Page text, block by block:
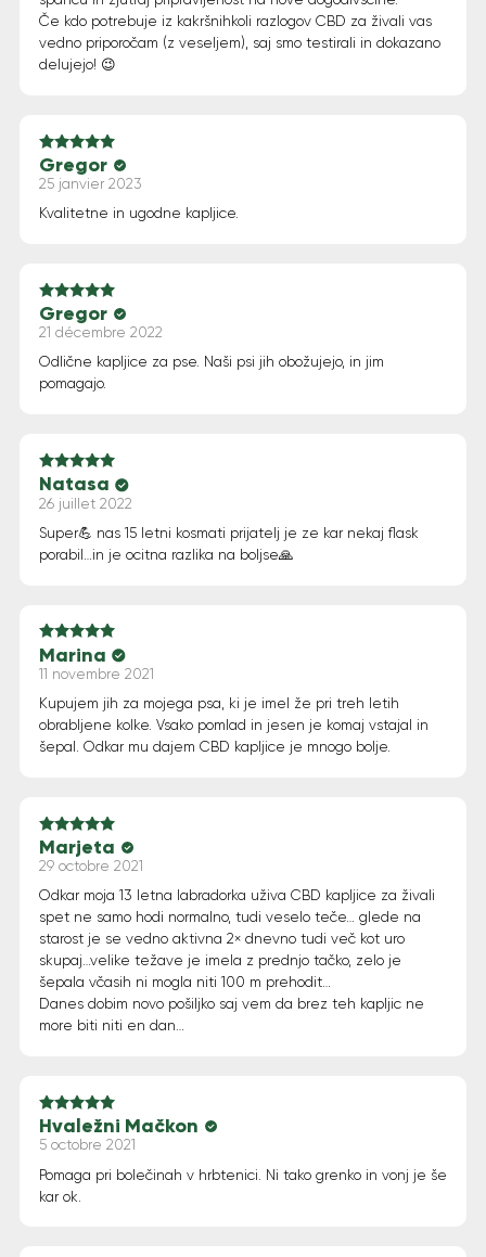
Če kdo potrebuje iz kakršnihkoli razlogov CBD za živali vas
vedno priporočam (z veseljem), saj smo testirali in dokazano
delujejo! 😉
Note5sur 5
Gregor
25 janvier 2023
Kvalitetne in ugodne kapljice.
Note5sur 5
Gregor
21 décembre 2022
Odlične kapljice za pse. Naši psi jih obožujejo, in jim
pomagajo.
Note5sur 5
Natasa
26 juillet 2022
Super💪 nas 15 letni kosmati prijatelj je ze kar nekaj flask
porabil…in je ocitna razlika na boljse🙏
Note5sur 5
Marina
11 novembre 2021
Kupujem jih za mojega psa, ki je imel že pri treh letih
obrabljene kolke. Vsako pomlad in jesen je komaj vstajal in
šepal. Odkar mu dajem CBD kapljice je mnogo bolje.
Note5sur 5
Marjeta
29 octobre 2021
Odkar moja 13 letna labradorka uživa CBD kapljice za živali
spet ne samo hodi normalno, tudi veselo teče… glede na
starost je se vedno aktivna 2× dnevno tudi več kot uro
skupaj…velike težave je imela z prednjo tačko, zelo je
šepala včasih ni mogla niti 100 m prehodit…
Danes dobim novo pošiljko saj vem da brez teh kapljic ne
more biti niti en dan…
Note5sur 5
Hvaležni Mačkon
5 octobre 2021
Pomaga pri bolečinah v hrbtenici. Ni tako grenko in vonj je še
kar ok.